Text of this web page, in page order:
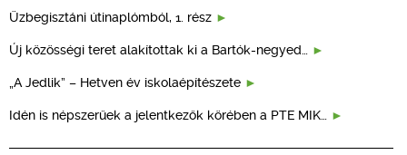
Üzbegisztáni útinaplómból, 1. rész
Új közösségi teret alakítottak ki a Bartók-negyed…
„A Jedlik” – Hetven év iskolaépítészete
Idén is népszerűek a jelentkezők körében a PTE MIK…